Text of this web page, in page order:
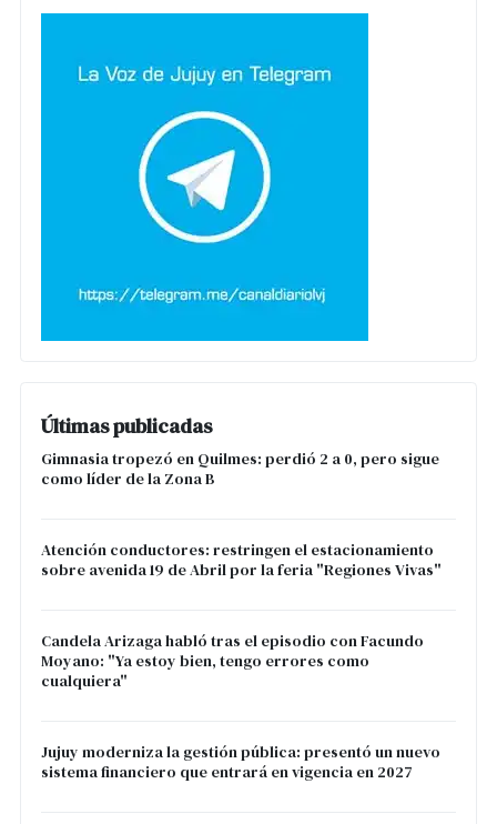
Últimas publicadas
Gimnasia tropezó en Quilmes: perdió 2 a 0, pero sigue
como líder de la Zona B
Atención conductores: restringen el estacionamiento
sobre avenida 19 de Abril por la feria "Regiones Vivas"
Candela Arizaga habló tras el episodio con Facundo
Moyano: "Ya estoy bien, tengo errores como
cualquiera"
Jujuy moderniza la gestión pública: presentó un nuevo
sistema financiero que entrará en vigencia en 2027